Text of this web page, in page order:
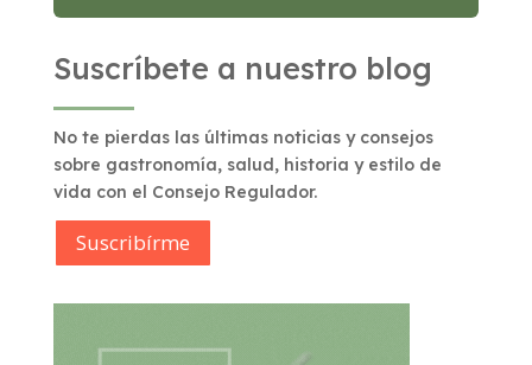
Suscríbete a nuestro blog
No te pierdas las últimas noticias y consejos
sobre gastronomía, salud, historia y estilo de
vida con el Consejo Regulador.
Suscribírme